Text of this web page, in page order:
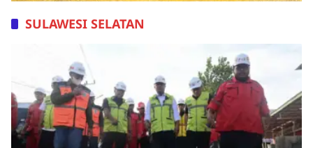
SULAWESI SELATAN